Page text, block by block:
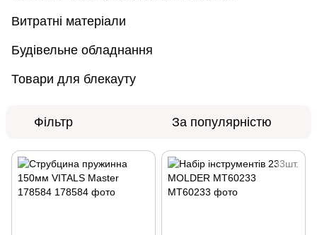
Витратні матеріали
Будівельне обладнання
Товари для блекауту
Фільтр За популярністю